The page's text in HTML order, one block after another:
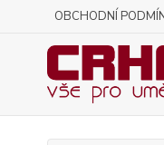
OBCHODNÍ